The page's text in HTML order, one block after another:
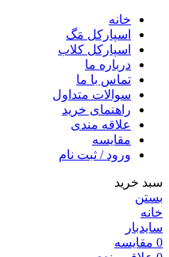
خانه
اسپارکل مَگ
اسپارکل کلاب
درباره ما
تماس با ما
سوالات متداول
راهنمای خرید
علاقه مندی
مقایسه
ورود / ثبت نام
سبد خرید
بستن
خانه
سایدبار
0 مقایسه